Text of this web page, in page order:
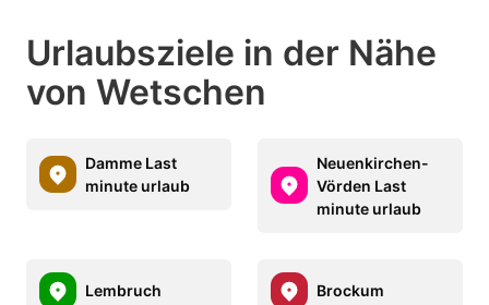
Urlaubsziele in der Nähe
von Wetschen
Damme Last
minute urlaub
Neuenkirchen-
Vörden Last
minute urlaub
Lembruch Brockum